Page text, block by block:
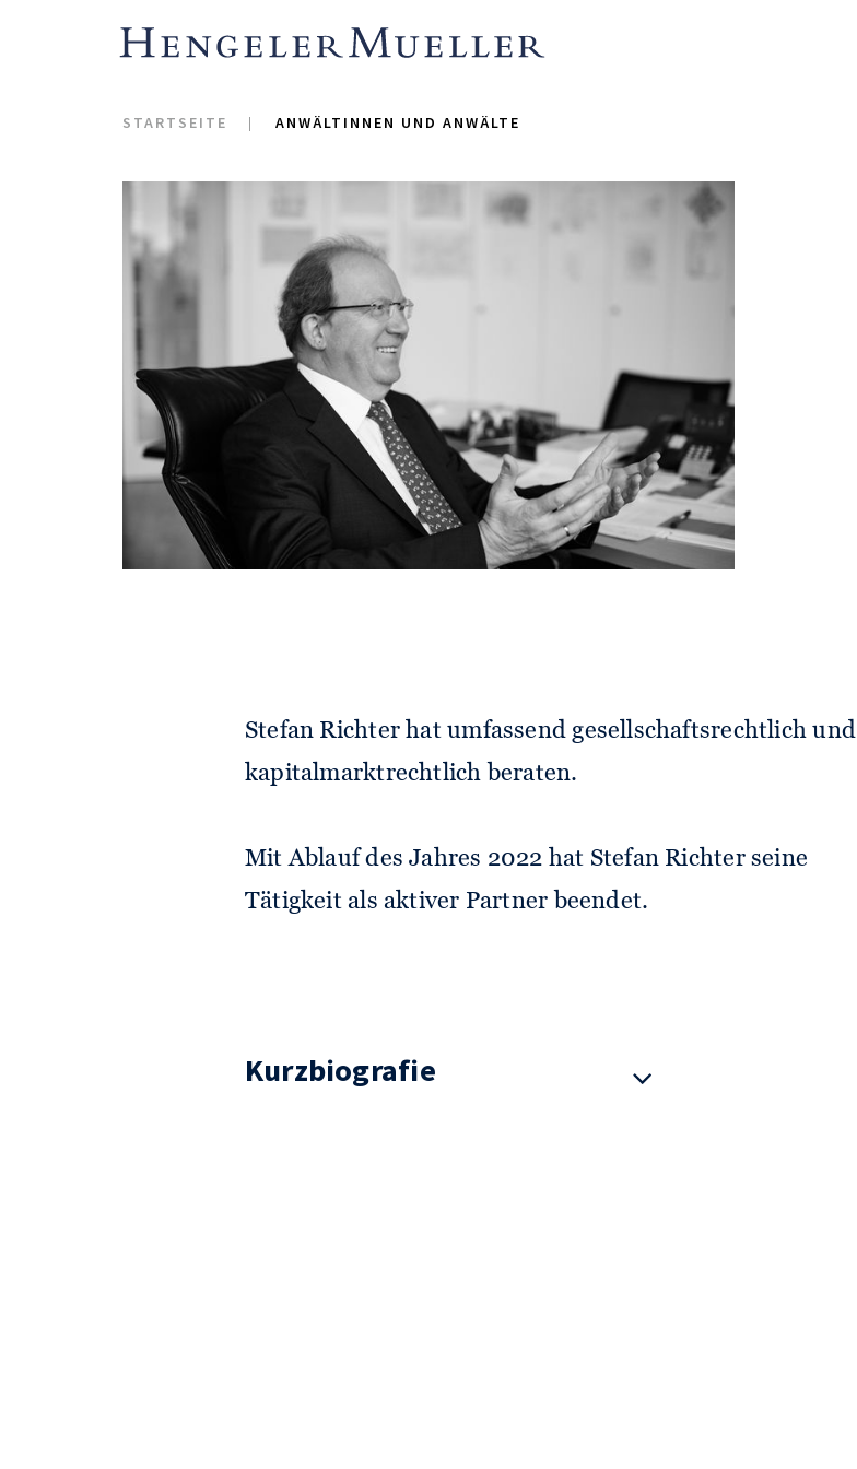
STARTSEITE ANWÄLTINNEN UND ANWÄLTE
Stefan Richter hat umfassend gesellschaftsrechtlich und
kapitalmarktrechtlich beraten.
Mit Ablauf des Jahres 2022 hat Stefan Richter seine
Tätigkeit als aktiver Partner beendet.
Kurzbiografie